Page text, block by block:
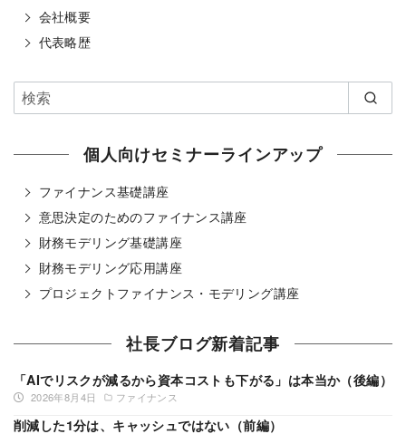
会社概要
代表略歴
個人向けセミナーラインアップ
ファイナンス基礎講座
意思決定のためのファイナンス講座
財務モデリング基礎講座
財務モデリング応用講座
プロジェクトファイナンス・モデリング講座
社長ブログ新着記事
2026年8月4日 ファイナンス
「AIでリスクが減るから資本コストも下がる」は本当か（後編）
削減した1分は、キャッシュではない（前編）